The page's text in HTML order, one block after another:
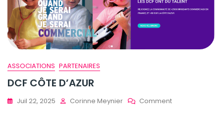
ASSOCIATIONS PARTENAIRES
DCF CÔTE D’AZUR
Juil 22, 2025 Corinne Meynier CommentOn